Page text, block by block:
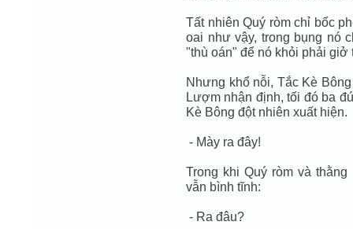
Tất nhiên Quý ròm chỉ bốc
oai như vậy, trong bụng nó
"thù oán" để nó khỏi phải giở
Nhưng khổ nỗi, Tắc Kè
Lượm nhận định, tối đó ba
Kè Bông đột nhiên xuất
- Mày ra đây!
Trong khi Quý ròm và
vẫn bình tĩnh:
- Ra đâu?